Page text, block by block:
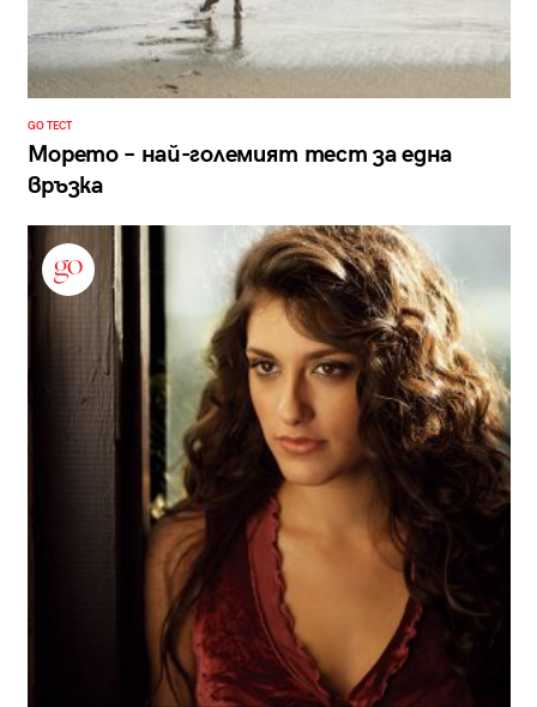
GO ТЕСТ
Морето – най-големият тест за една
връзка